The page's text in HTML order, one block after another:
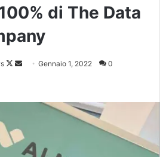
di The Data
Follow
Invia Gennaio 1, 2022 0